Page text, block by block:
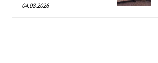
04.08.2026